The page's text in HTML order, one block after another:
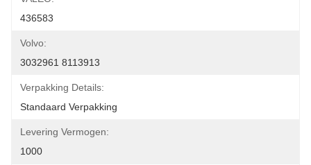
436583
Volvo:
3032961 8113913
Verpakking Details:
Standaard Verpakking
Levering Vermogen:
1000